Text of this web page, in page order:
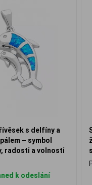
s delfíny a
– symbol
radosti a volnosti
k odeslání